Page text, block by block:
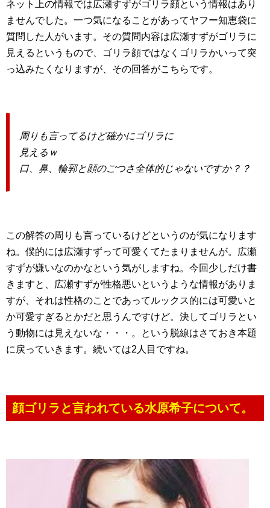
ネット上の情報では広瀬すずがゴリラ顔という情報はあり
ませんでした。一つ気になることがあってヤフー知恵袋に
質問した人がいます。その質問内容は広瀬すずがゴリラに
見えるというもので、ゴリラ顔ではなくゴリラかいって突
っ込みたくなりますが、その回答がこちらです。
周りも言ってるけど確かにゴリラに
見えるｗ
口、鼻、輪郭と顔のごつさ全体的じゃないですか？？
この解答の周りも言っているけどというのが気になります
ね。僕的には広瀬すずって可愛くてたまりませんが。広瀬
すずが嫌いなのかなという気がしますね。今回少しだけ書
きますと、広瀬すずが性格悪いというような情報がありま
すが、それは性格のことであってルックス的には可愛いと
か可愛すぎるとかだと思うんですけど。決してゴリラとい
う動物には見えないな・・・。という脱線はさておき本題
に戻っていきます。続いては2人目ですね。
顔ゴリラと言われている水原希子について。